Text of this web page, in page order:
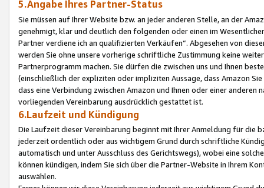
5.Angabe Ihres Partner-Status
Sie müssen auf Ihrer Website bzw. an jeder anderen Stelle, an der
genehmigt, klar und deutlich den folgenden oder einen im
Partner verdiene ich an qualifizierten Verkäufen“. Abgesehen von
werden Sie ohne unsere vorherige schriftliche Zustimmung keine
Partnerprogramm machen. Sie dürfen die zwischen uns und Ihnen
(einschließlich der expliziten oder impliziten Aussage, dass Amazon
dass eine Verbindung zwischen Amazon und Ihnen oder einer
vorliegenden Vereinbarung ausdrücklich gestattet ist.
6.Laufzeit und Kündigung
Die Laufzeit dieser Vereinbarung beginnt mit Ihrer Anmeldung für die
jederzeit ordentlich oder aus wichtigem Grund durch schriftliche
automatisch und unter Ausschluss des Gerichtswegs), wobei eine
können kündigen, indem Sie sich über die Partner-Website in Ihrem
auswählen.